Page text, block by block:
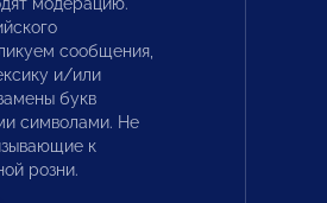
сообщения,
и/или
букв
символами. Не
к
розни.